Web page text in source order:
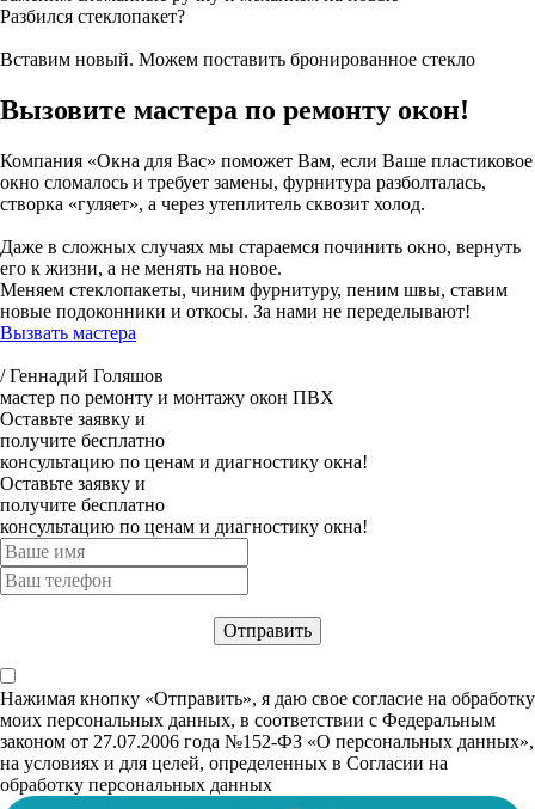
Разбился стеклопакет?
Вставим новый. Можем поставить бронированное стекло
Вызовите мастера по ремонту окон!
Компания «Окна для Вас» поможет Вам, если Ваше пластиковое
окно сломалось и требует замены, фурнитура разболталась,
створка «гуляет», а через утеплитель сквозит холод.
Даже в сложных случаях мы стараемся починить окно, вернуть
его к жизни, а не менять на новое.
Меняем стеклопакеты, чиним фурнитуру, пеним швы, ставим
новые подоконники и откосы. За нами не переделывают!
Вызвать мастера
/ Геннадий Голяшов
мастер по ремонту и монтажу окон ПВХ
Оставьте заявку и
получите бесплатно
консультацию по ценам и диагностику окна!
Оставьте заявку и
получите бесплатно
консультацию по ценам и диагностику окна!
Нажимая кнопку «Отправить», я даю свое согласие на обработку
моих персональных данных, в соответствии с Федеральным
законом от 27.07.2006 года №152-ФЗ «О персональных данных»,
на условиях и для целей, определенных в Согласии на
обработку персональных данных